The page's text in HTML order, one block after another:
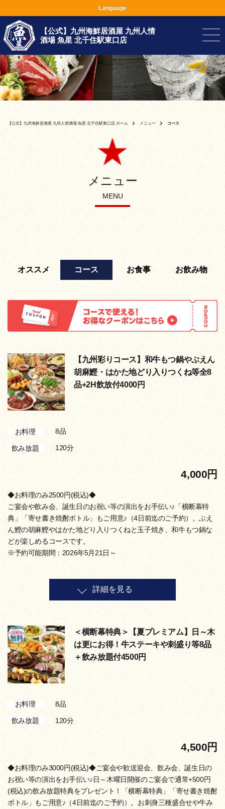
【公式】九州海鮮居酒屋 九州人情
酒場 魚星 北千住駅東口店
【公式】九州海鮮居酒屋 九州人情酒場 魚星 北千住駅東口店 ホーム メニュー コース
メニュー
MENU
オススメ コース お食事 お飲み物
【九州彩りコース】和牛もつ鍋やぶえん
胡麻鰹・はかた地どり入りつくね等全8
品+2H飲放付4000円
お料理 8品
飲み放題 120分
4,000円
◆お料理のみ2500円(税込)◆
ご宴会や飲み会、誕生日のお祝い等の演出をお手伝い♪「横断幕特
典」「寄せ書き焼酎ボトル」もご用意♪（4日前迄のご予約）。ぶえ
ん鰹の胡麻鰹やはかた地どり入りつくねと玉子焼き、和牛もつ鍋な
どが楽しめるコースです。
※予約可能期間：2026年5月21日～
詳細を見る
＜横断幕特典＞【夏プレミアム】日～木
は更にお得！牛ステーキや刺盛り等8品
＋飲み放題付4500円
お料理 8品
飲み放題 120分
4,500円
◆お料理のみ3000円(税込)◆ご宴会や歓送迎会、飲み会、誕生日の
お祝い等の演出をお手伝い♪日～木曜日開催のご宴会で通常+500円
(税込)の飲み放題特典をプレゼント！「横断幕特典」「寄せ書き焼酎
ボトル」もご用意♪（4日前迄のご予約）。お刺身三種盛合せや牛み
Language